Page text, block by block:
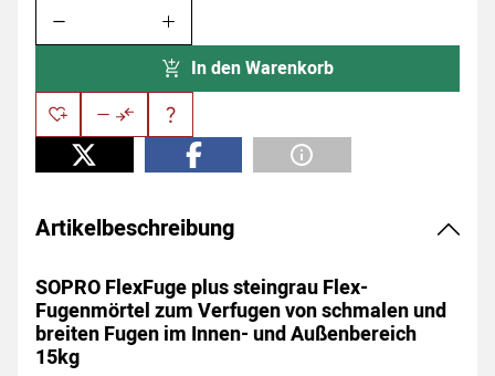
In den Warenkorb
Artikelbeschreibung
SOPRO FlexFuge plus steingrau Flex-
Fugenmörtel zum Verfugen von schmalen und
breiten Fugen im Innen- und Außenbereich
15kg